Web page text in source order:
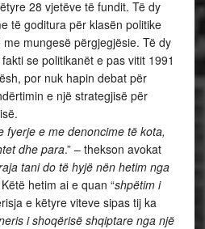
28 vjetëve të fundit. Të dy
të goditura për klasën politike
mungesë përgjegjësie. Të dy
se politikanët e pas vitit 1991
por nuk hapin debat për
e një strategjisë për
fyerje e me denoncime të kota,
dhe para.” – thekson avokat
tani do të hyjë nën hetim nga
Këtë hetim ai e quan “shpëtim i
e këtyre viteve sipas tij ka
i shoqërisë shqiptare nga një